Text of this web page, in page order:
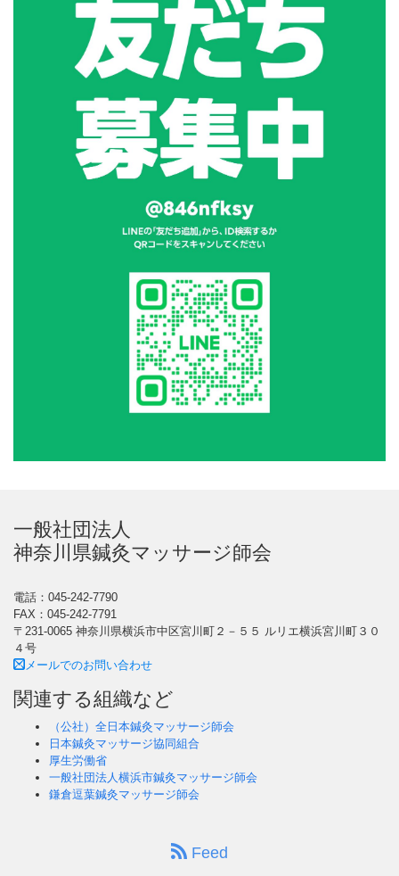
一般社団法人
神奈川県鍼灸マッサージ師会
電話：045-242-7790
FAX：045-242-7791
〒231-0065 神奈川県横浜市中区宮川町２－５５ ルリエ横浜宮川町３０
４号
メールでのお問い合わせ
関連する組織など
（公社）全日本鍼灸マッサージ師会
日本鍼灸マッサージ協同組合
厚生労働省
一般社団法人横浜市鍼灸マッサージ師会
鎌倉逗葉鍼灸マッサージ師会
Feed